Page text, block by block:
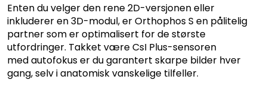
Enten du velger den rene 2D-versjonen eller
inkluderer en 3D-modul, er Orthophos S en pålitelig
partner som er optimalisert for de største
utfordringer. Takket være CsI Plus-sensoren
med autofokus er du garantert skarpe bilder hver
gang, selv i anatomisk vanskelige tilfeller.